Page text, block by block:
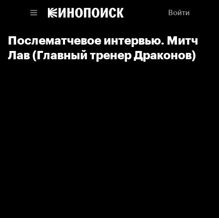
Войти
Послематчевое интервью. Митч
Лав (Главный тренер Драконов)